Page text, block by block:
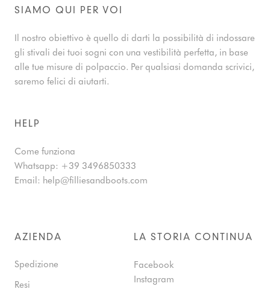
SIAMO QUI PER VOI
Il nostro obiettivo è quello di darti la possibilità di indossare
gli stivali dei tuoi sogni con una vestibilità perfetta, in base
alle tue misure di polpaccio. Per qualsiasi domanda scrivici,
saremo felici di aiutarti.
HELP
Come funziona
Whatsapp: +39 3496850333
Email: help@filliesandboots.com
AZIENDA
Spedizione
Resi
LA STORIA CONTINUA
Facebook
Instagram